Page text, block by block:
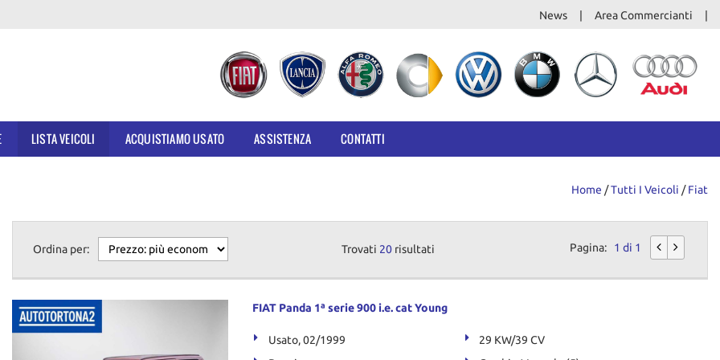
News Area Commercianti
LISTA VEICOLI ACQUISTIAMO USATO ASSISTENZA CONTATTI
Home /Tutti I Veicoli /Fiat
Ordina per: Trovati 20 risultati Pagina: 1 di 1
FIAT Panda 1ª serie 900 i.e. cat Young
Usato, 02/1999
29 KW/39 CV